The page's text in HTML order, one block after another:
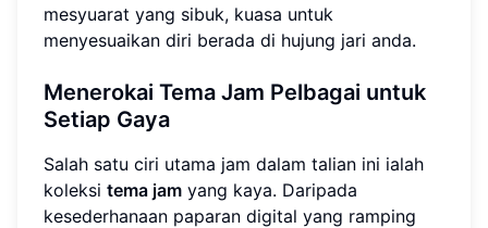
mesyuarat yang sibuk, kuasa untuk
menyesuaikan diri berada di hujung jari anda.
Menerokai Tema Jam Pelbagai untuk
Setiap Gaya
Salah satu ciri utama jam dalam talian ini ialah
koleksi tema jam yang kaya. Daripada
kesederhanaan paparan digital yang ramping